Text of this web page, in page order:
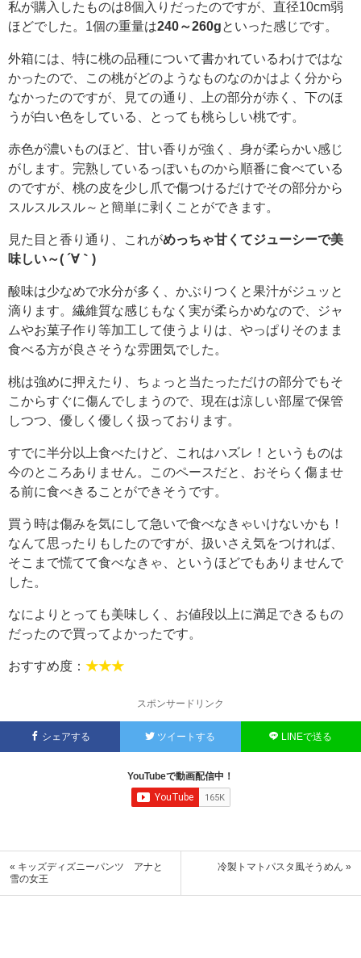
私が購入したものは8個入りだったのですが、直径10cm弱
ほどでした。1個の重量は240～260gといった感じです。
外箱には、特に桃の品種について書かれているわけではな
かったので、この桃がどのようなものなのかはよく分から
なかったのですが、見ての通り、上の部分が赤く、下のほ
うが白い色をしている、とっても桃らしい桃です。
赤色が濃いものほど、甘い香りが強く、身が柔らかい感じ
がします。完熟しているっぽいものから順番に食べている
のですが、桃の皮を少し爪で傷つけるだけでその部分から
スルスルスル～と簡単に剥くことができます。
見た目と香り通り、これがめっちゃ甘くてジューシーで美
味しい～( ´∀｀)
酸味は少なめで水分が多く、かぶりつくと果汁がジュッと
滴ります。繊維質な感じもなく実が柔らかめなので、ジャ
ムやお菓子作り等加工して使うよりは、やっぱりそのまま
食べる方が良さそうな雰囲気でした。
桃は強めに押えたり、ちょっと当たっただけの部分でもそ
こからすぐに傷んでしまうので、現在は涼しい部屋で保管
しつつ、優しく優しく扱っております。
すでに半分以上食べたけど、これはハズレ！というものは
今のところありません。このペースだと、おそらく傷ませ
る前に食べきることができそうです。
買う時は傷みを気にして急いで食べなきゃいけないかも！
なんて思ったりもしたのですが、扱いさえ気をつければ、
そこまで慌てて食べなきゃ、というほどでもありませんで
した。
なによりとっても美味しく、お値段以上に満足できるもの
だったので買ってよかったです。
おすすめ度： ★★★
スポンサードリンク
シェアする ツイートする LINEで送る
YouTubeで動画配信中！
« キッズディズニーパンツ アナと
雪の女王
冷製トマトパスタ風そうめん »